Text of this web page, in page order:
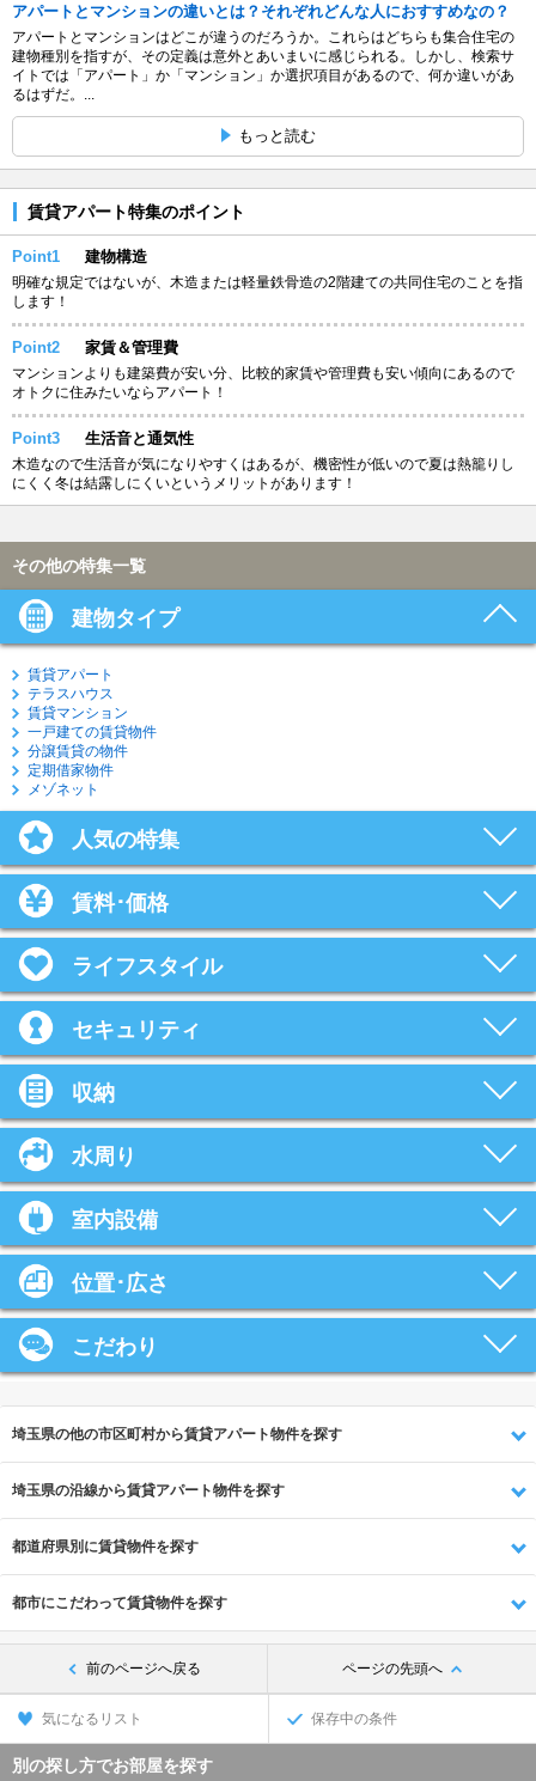
アパートとマンションの違いとは？それぞれどんな人におすすめなの？
アパートとマンションはどこが違うのだろうか。これらはどちらも集合住宅の
建物種別を指すが、その定義は意外とあいまいに感じられる。しかし、検索サ
イトでは「アパート」か「マンション」か選択項目があるので、何か違いがあ
るはずだ。...
もっと読む
賃貸アパート特集のポイント
Point1 建物構造
明確な規定ではないが、木造または軽量鉄骨造の2階建ての共同住宅のことを指
します！
Point2 家賃＆管理費
マンションよりも建築費が安い分、比較的家賃や管理費も安い傾向にあるので
オトクに住みたいならアパート！
Point3 生活音と通気性
木造なので生活音が気になりやすくはあるが、機密性が低いので夏は熱籠りし
にくく冬は結露しにくいというメリットがあります！
その他の特集一覧
建物タイプ
賃貸アパート
テラスハウス
賃貸マンション
一戸建ての賃貸物件
分譲賃貸の物件
定期借家物件
メゾネット
人気の特集
賃料･価格
ライフスタイル
セキュリティ
収納
水周り
室内設備
位置･広さ
こだわり
埼玉県の他の市区町村から賃貸アパート物件を探す
埼玉県の沿線から賃貸アパート物件を探す
都道府県別に賃貸物件を探す
都市にこだわって賃貸物件を探す
前のページへ戻る ページの先頭へ
気になるリスト 保存中の条件
別の探し方でお部屋を探す